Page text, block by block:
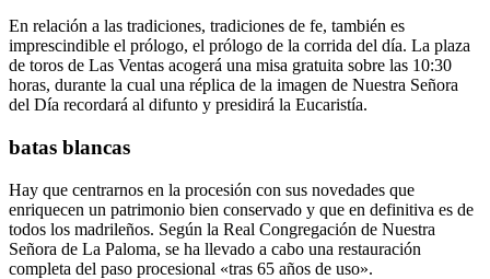
En relación a las tradiciones, tradiciones de fe, también es
imprescindible el prólogo, el prólogo de la corrida del día. La plaza
de toros de Las Ventas acogerá una misa gratuita sobre las 10:30
horas, durante la cual una réplica de la imagen de Nuestra Señora
del Día recordará al difunto y presidirá la Eucaristía.
batas blancas
Hay que centrarnos en la procesión con sus novedades que
enriquecen un patrimonio bien conservado y que en definitiva es de
todos los madrileños. Según la Real Congregación de Nuestra
Señora de La Paloma, se ha llevado a cabo una restauración
completa del paso procesional «tras 65 años de uso».